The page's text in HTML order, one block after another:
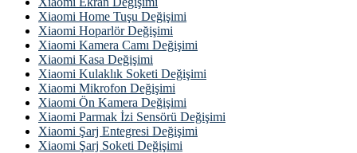
Xiaomi Home Tuşu Değişimi
Xiaomi Hoparlör Değişimi
Xiaomi Kamera Camı Değişimi
Xiaomi Kasa Değişimi
Xiaomi Kulaklık Soketi Değişimi
Xiaomi Mikrofon Değişimi
Xiaomi Ön Kamera Değişimi
Xiaomi Parmak İzi Sensörü Değişimi
Xiaomi Şarj Entegresi Değişimi
Xiaomi Şarj Soketi Değişimi